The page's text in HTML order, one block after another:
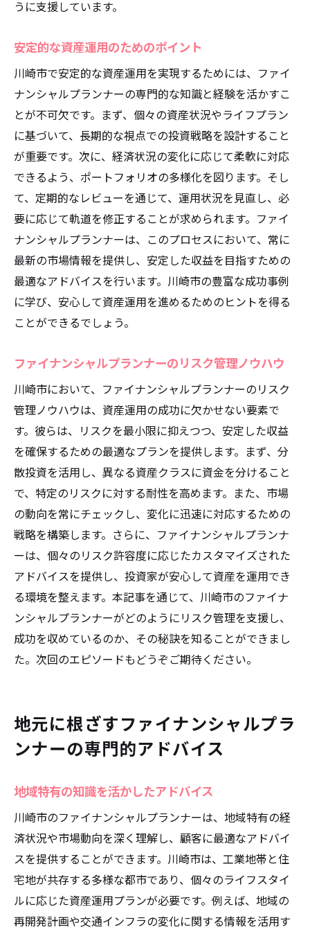
うに支援しています。
安定的な資産運用のためのポイント
川崎市で安定的な資産運用を実現するためには、ファイ
ナンシャルプランナーの専門的な知識と経験を活かすこ
とが不可欠です。まず、個々の資産状況やライフプラン
に基づいて、長期的な視点での投資戦略を設計すること
が重要です。次に、経済状況の変化に応じて柔軟に対応
できるよう、ポートフォリオの多様化を図ります。そし
て、定期的なレビューを通じて、運用状況を見直し、必
要に応じて軌道を修正することが求められます。ファイ
ナンシャルプランナーは、このプロセスにおいて、常に
最新の市場情報を提供し、安定した収益を目指すための
最適なアドバイスを行います。川崎市の豊富な成功事例
に学び、安心して資産運用を進めるためのヒントを得る
ことができるでしょう。
ファイナンシャルプランナーのリスク管理ノウハウ
川崎市において、ファイナンシャルプランナーのリスク
管理ノウハウは、資産運用の成功に欠かせない要素で
す。彼らは、リスクを最小限に抑えつつ、安定した収益
を確保するための最適なプランを提供します。まず、分
散投資を活用し、異なる資産クラスに資金を分けること
で、特定のリスクに対する耐性を高めます。また、市場
の動向を常にチェックし、変化に迅速に対応するための
戦略を構築します。さらに、ファイナンシャルプランナ
ーは、個々のリスク許容度に応じたカスタマイズされた
アドバイスを提供し、投資家が安心して資産を運用でき
る環境を整えます。本記事を通じて、川崎市のファイナ
ンシャルプランナーがどのようにリスク管理を支援し、
成功を収めているのか、その秘訣を知ることができまし
た。次回のエピソードもどうぞご期待ください。
地元に根ざすファイナンシャルプラ
ンナーの専門的アドバイス
地域特有の知識を活かしたアドバイス
川崎市のファイナンシャルプランナーは、地域特有の経
済状況や市場動向を深く理解し、顧客に最適なアドバイ
スを提供することができます。川崎市は、工業地帯と住
宅地が共存する多様な都市であり、個々のライフスタイ
ルに応じた資産運用プランが必要です。例えば、地域の
再開発計画や交通インフラの変化に関する情報を活用す